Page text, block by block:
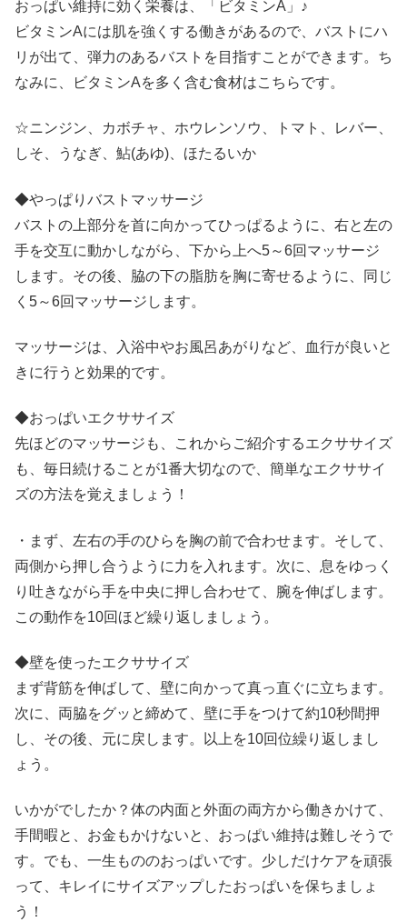
おっぱい維持に効く栄養は、「ビタミンA」♪
ビタミンAには肌を強くする働きがあるので、バストにハ
リが出て、弾力のあるバストを目指すことができます。ち
なみに、ビタミンAを多く含む食材はこちらです。
☆ニンジン、カボチャ、ホウレンソウ、トマト、レバー、
しそ、うなぎ、鮎(あゆ)、ほたるいか
◆やっぱりバストマッサージ
バストの上部分を首に向かってひっぱるように、右と左の
手を交互に動かしながら、下から上へ5～6回マッサージ
します。その後、脇の下の脂肪を胸に寄せるように、同じ
く5～6回マッサージします。
マッサージは、入浴中やお風呂あがりなど、血行が良いと
きに行うと効果的です。
◆おっぱいエクササイズ
先ほどのマッサージも、これからご紹介するエクササイズ
も、毎日続けることが1番大切なので、簡単なエクササイ
ズの方法を覚えましょう！
・まず、左右の手のひらを胸の前で合わせます。そして、
両側から押し合うように力を入れます。次に、息をゆっく
り吐きながら手を中央に押し合わせて、腕を伸ばします。
この動作を10回ほど繰り返しましょう。
◆壁を使ったエクササイズ
まず背筋を伸ばして、壁に向かって真っ直ぐに立ちます。
次に、両脇をグッと締めて、壁に手をつけて約10秒間押
し、その後、元に戻します。以上を10回位繰り返しまし
ょう。
いかがでしたか？体の内面と外面の両方から働きかけて、
手間暇と、お金もかけないと、おっぱい維持は難しそうで
す。でも、一生もののおっぱいです。少しだけケアを頑張
って、キレイにサイズアップしたおっぱいを保ちましょ
う！